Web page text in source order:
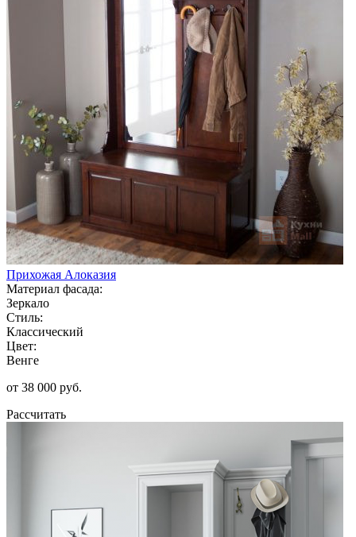
Прихожая Алоказия
Материал фасада:
Зеркало
Стиль:
Классический
Цвет:
Венге
от 38 000 руб.
Рассчитать